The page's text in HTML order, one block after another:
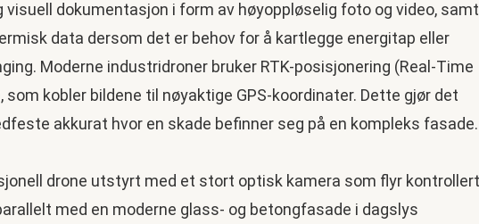
visuell dokumentasjon i form av høyoppløselig foto og video, samt
data dersom det er behov for å kartlegge energitap eller
Moderne industridroner bruker RTK-posisjonering (Real-Time
som kobler bildene til nøyaktige GPS-koordinater. Dette gjør det
akkurat hvor en skade befinner seg på en kompleks fasade.